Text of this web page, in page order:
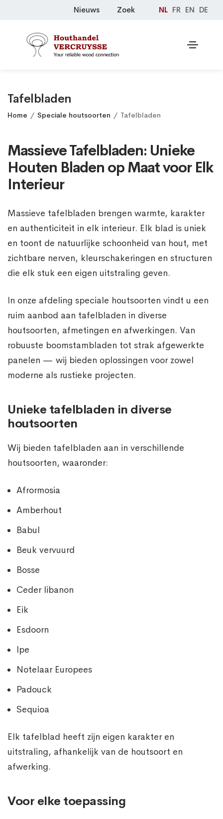
Nieuws Zoek NL FR EN DE
Tafelbladen
Home Speciale houtsoorten Tafelbladen
Massieve Tafelbladen: Unieke
Houten Bladen op Maat voor Elk
Interieur
Massieve tafelbladen brengen warmte, karakter
en authenticiteit in elk interieur. Elk blad is uniek
en toont de natuurlijke schoonheid van hout, met
zichtbare nerven, kleurschakeringen en structuren
die elk stuk een eigen uitstraling geven.
In onze afdeling speciale houtsoorten vindt u een
ruim aanbod aan tafelbladen in diverse
houtsoorten, afmetingen en afwerkingen. Van
robuuste boomstambladen tot strak afgewerkte
panelen — wij bieden oplossingen voor zowel
moderne als rustieke projecten.
Unieke tafelbladen in diverse
houtsoorten
Wij bieden tafelbladen aan in verschillende
houtsoorten, waaronder:
Afrormosia
Amberhout
Babul
Beuk vervuurd
Bosse
Ceder libanon
Eik
Esdoorn
Ipe
Notelaar Europees
Padouck
Sequioa
Elk tafelblad heeft zijn eigen karakter en
uitstraling, afhankelijk van de houtsoort en
afwerking.
Voor elke toepassing